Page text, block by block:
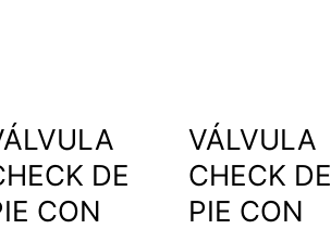
DE
CON
VÁLVULA
CHECK DE
PIE CON